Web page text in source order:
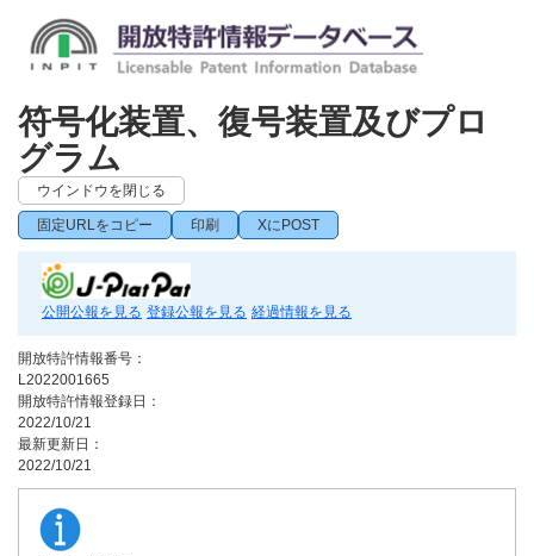
符号化装置、復号装置及びプロ
グラム
ウインドウを閉じる
固定URLをコピー 印刷 XにPOST
公開公報を見る 登録公報を見る 経過情報を見る
開放特許情報番号：
L2022001665
開放特許情報登録日：
2022/10/21
最新更新日：
2022/10/21